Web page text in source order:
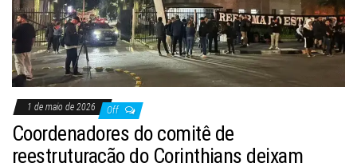
1 de maio de 2026 Off
Coordenadores do comitê de
reestruturação do Corinthians deixam